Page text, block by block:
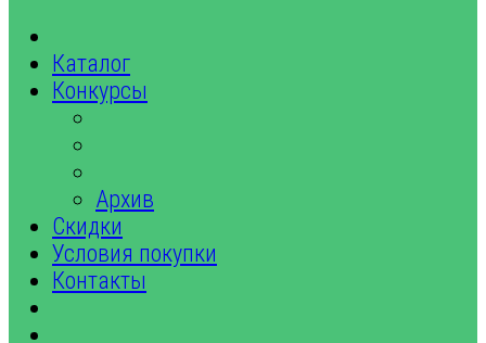
Каталог
Конкурсы
Архив
Скидки
Условия покупки
Контакты